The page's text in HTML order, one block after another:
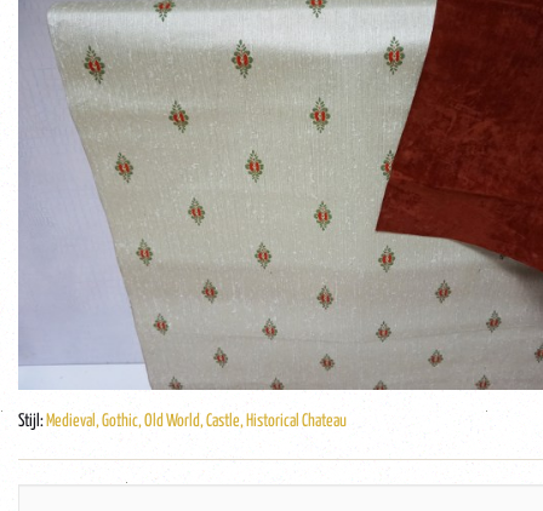
Stijl: Medieval, Gothic, Old World, Castle, Historical Chateau